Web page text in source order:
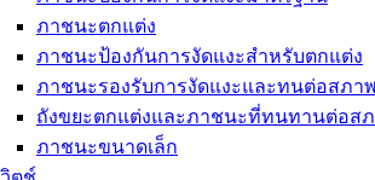
ภาชนะตกแต่ง
ภาชนะป้องกันการงัดแงะสำหรับตกแต่ง
ภาชนะรองรับการงัดแงะและทนต่อสภา
ถังขยะตกแต่งและภาชนะที่ทนทานต่อส
ภาชนะขนาดเล็ก